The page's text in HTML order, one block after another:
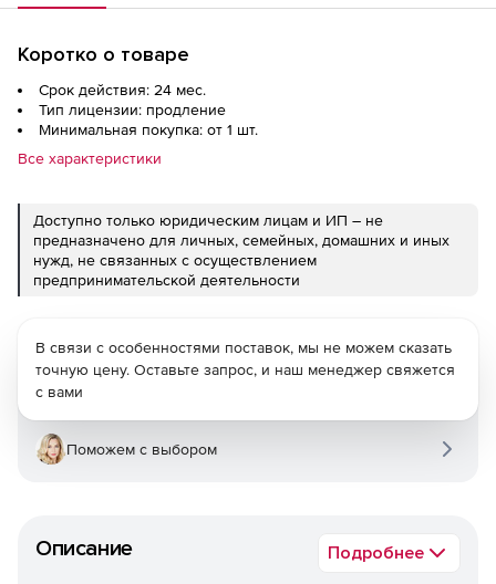
Коротко о товаре
Срок действия: 24 мес.
Тип лицензии: продление
Минимальная покупка: от 1 шт.
Все характеристики
Доступно только юридическим лицам и ИП – не
предназначено для личных, семейных, домашних и иных
нужд, не связанных с осуществлением
предпринимательской деятельности
Описание Подробнее
В связи с особенностями поставок, мы не можем сказать
точную цену. Оставьте запрос, и наш менеджер свяжется
с вами
Поможем с выбором